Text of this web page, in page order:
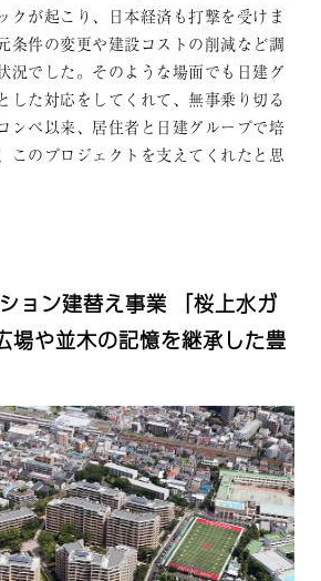
クが起こり、日本経済も打撃を受けま
条件の変更や建設コストの削減など調
況でした。そのような場面でも日建グ
した対応をしてくれて、無事乗り切る
ンペ以来、居住者と日建グループで培
このプロジェクトを支えてくれたと思
ョン建替え事業 「桜上水ガ
や並木の記憶を継承した豊